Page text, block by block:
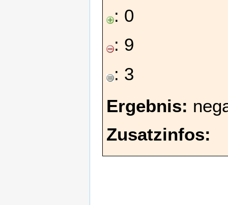
: 0
: 9
: 3
Ergebnis:
Zusatzinfos: